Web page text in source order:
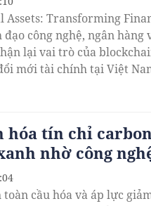
Assets: Transforming
đạo công nghệ, ngân
lại vai trò của
mới tài chính tại Việt
hóa tín chỉ
nhờ công
cầu hóa và áp lực